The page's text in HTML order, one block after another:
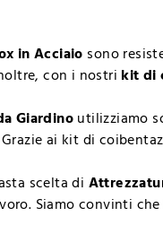
in Acciaio sono
con i nostri kit di
Giardinoutilizziamo
ai kit di
scelta di
Siamo convinti